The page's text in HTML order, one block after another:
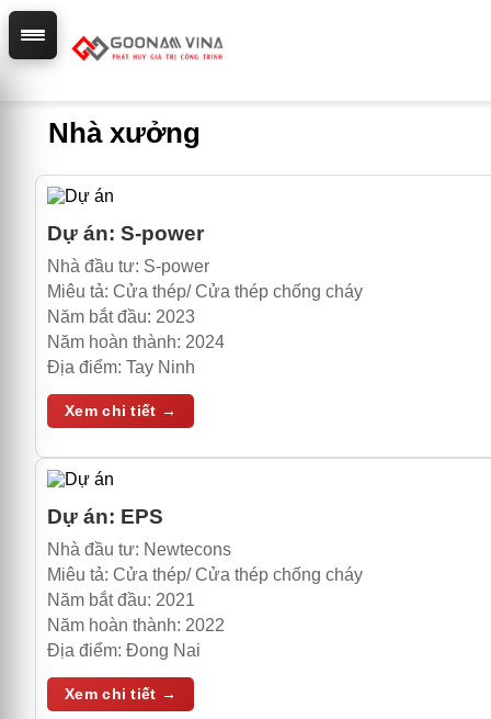
Nhà xưởng
Dự án: S-power
Nhà đầu tư: S-power
Miêu tả: Cửa thép/ Cửa thép chống cháy
Năm bắt đầu: 2023
Năm hoàn thành: 2024
Địa điểm: Tay Ninh
Xem chi tiết →
Dự án: EPS
Nhà đầu tư: Newtecons
Miêu tả: Cửa thép/ Cửa thép chống cháy
Năm bắt đầu: 2021
Năm hoàn thành: 2022
Địa điểm: Đong Nai
Xem chi tiết →